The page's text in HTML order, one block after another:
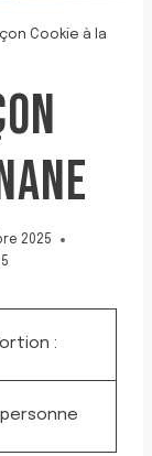
Cookie à la
2025
:
personne